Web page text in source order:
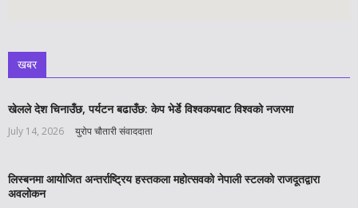
खबर
खेलले देश चिनाउँछ, पर्यटन बढाउँछ: केप भेर्डे विश्वकपबाट विश्वको नजरमा
July 14, 2026 युरोप चौतारी संवाददाता
लिस्बनमा आयोजित अन्तर्राष्ट्रिय हस्तकला महोत्सवको नेपाली स्टलको राजदूतद्वारा
अवलोकन